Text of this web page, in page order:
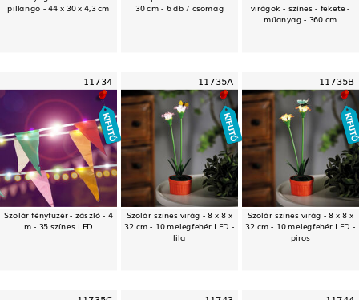
pillangó - 44 x 30 x 4,3 cm 30 cm - 6 db / csomag virágok - színes - fekete -
műanyag - 360 cm
11734
Szolár fényfüzér - zászló - 4
m - 35 színes LED
11735A
Szolár színes virág - 8 x 8 x
32 cm - 10 melegfehér LED -
lila
11735B
Szolár színes virág - 8 x 8 x
32 cm - 10 melegfehér LED -
piros